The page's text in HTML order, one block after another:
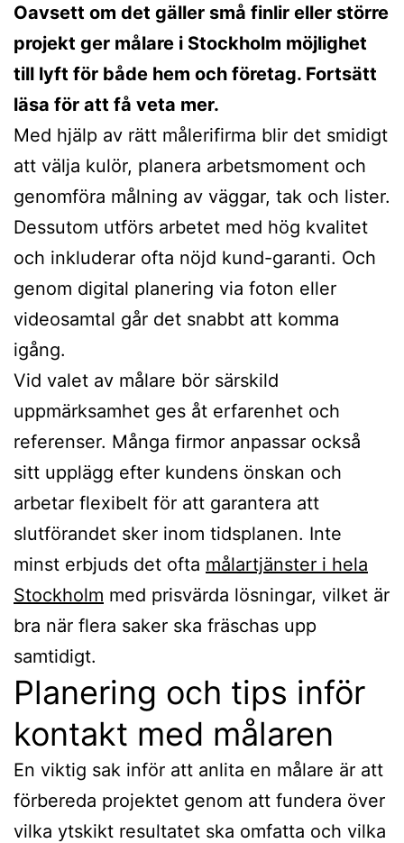
Oavsett om det gäller små finlir eller större
projekt ger målare i Stockholm möjlighet
till lyft för både hem och företag. Fortsätt
läsa för att få veta mer.
Med hjälp av rätt målerifirma blir det smidigt
att välja kulör, planera arbetsmoment och
genomföra målning av väggar, tak och lister.
Dessutom utförs arbetet med hög kvalitet
och inkluderar ofta nöjd kund-garanti. Och
genom digital planering via foton eller
videosamtal går det snabbt att komma
igång.
Vid valet av målare bör särskild
uppmärksamhet ges åt erfarenhet och
referenser. Många firmor anpassar också
sitt upplägg efter kundens önskan och
arbetar flexibelt för att garantera att
slutförandet sker inom tidsplanen. Inte
minst erbjuds det ofta målartjänster i hela
Stockholm med prisvärda lösningar, vilket är
bra när flera saker ska fräschas upp
samtidigt.
Planering och tips inför
kontakt med målaren
En viktig sak inför att anlita en målare är att
förbereda projektet genom att fundera över
vilka ytskikt resultatet ska omfatta och vilka